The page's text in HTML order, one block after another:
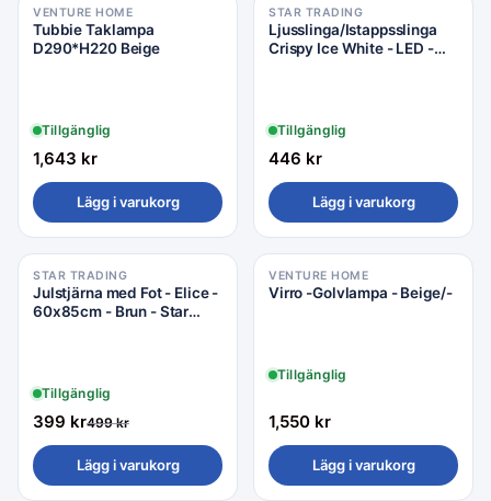
VENTURE HOME
Tubbie Taklampa
D290*H220 Beige
Tillgänglig
1,643 kr
Lägg i varukorg
STAR TRADING
Ljusslinga/Istappsslinga
Crispy Ice White - LED -
Tillgänglig
446 kr
Lägg i varukorg
Rea −20%
STAR TRADING
Julstjärna med Fot - Elice -
60x85cm - Brun - Star
Tillgänglig
399 kr499kr
Lägg i varukorg
VENTURE HOME
Virro -Golvlampa - Beige/-
Tillgänglig
1,550 kr
Lägg i varukorg